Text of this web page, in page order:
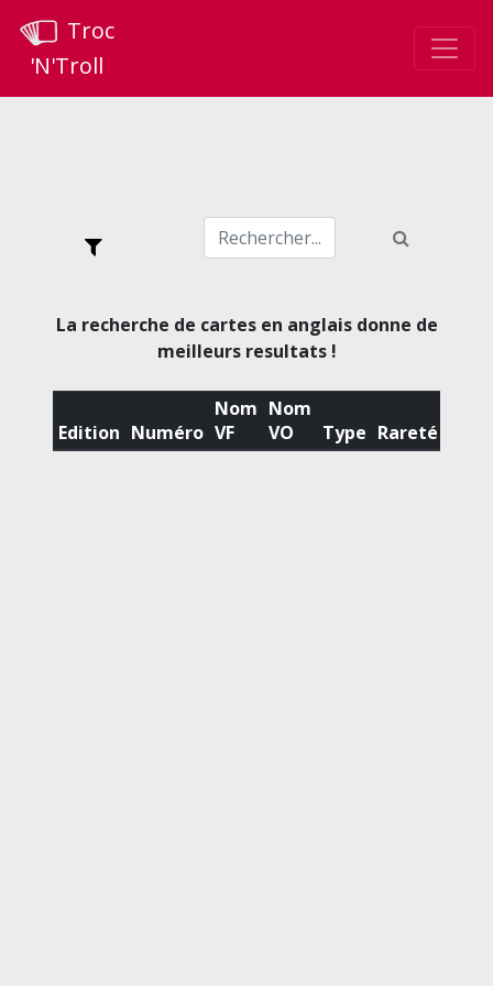
Troc
'N'Troll
La recherche de cartes en anglais donne de
meilleurs resultats !
Edition Numéro
Nom
VF
Nom
VO
Type Rareté